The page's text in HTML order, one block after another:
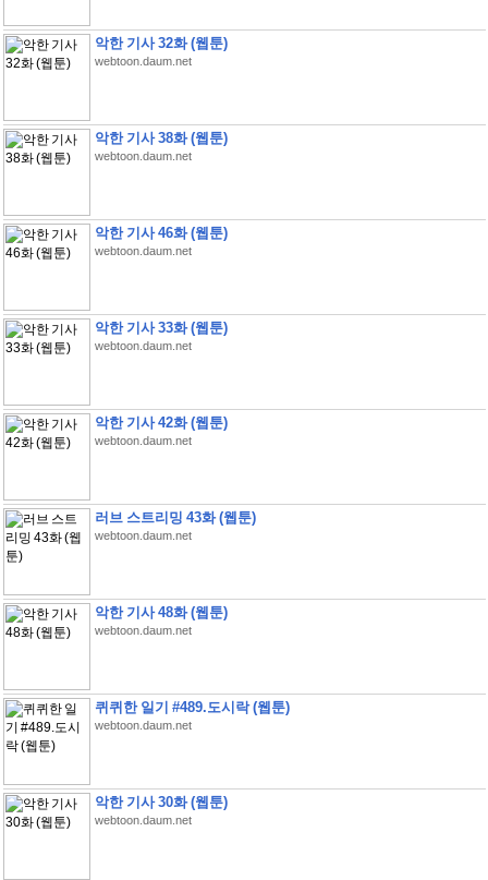
악한 기사 32화 (웹툰)
webtoon.daum.net
악한 기사 38화 (웹툰)
webtoon.daum.net
악한 기사 46화 (웹툰)
webtoon.daum.net
악한 기사 33화 (웹툰)
webtoon.daum.net
악한 기사 42화 (웹툰)
webtoon.daum.net
러브 스트리밍 43화 (웹툰)
webtoon.daum.net
악한 기사 48화 (웹툰)
webtoon.daum.net
퀴퀴한 일기 #489.도시락 (웹툰)
webtoon.daum.net
악한 기사 30화 (웹툰)
webtoon.daum.net